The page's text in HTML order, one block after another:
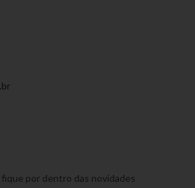
por dentro das novidades